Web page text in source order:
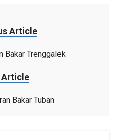
Article
Bakar Trenggalek
Article
Bakar Tuban